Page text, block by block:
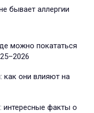
бывает аллергии
можно покататься
они влияют на
интересные факты о